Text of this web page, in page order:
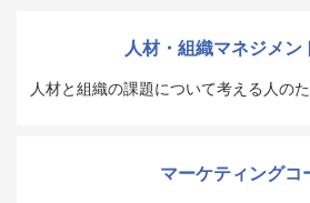
人材・組織マネジメン
人材と組織の課題について考える人の
マーケティングコ